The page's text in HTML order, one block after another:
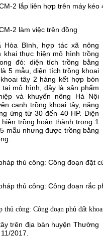
2 lắp liên hợp trên máy kéo
2 làm việc trên đồng
Bình, hợp tác xã nông
khai thực hiện mô hình trồng
đó: diện tích trồng bằng
5 mẫu, diện tích trồng khoai
tây 2 hàng kết hợp bón
mô hình, đây là sản phẩm
và khuyến nông Hà Nội
canh trồng khoai tây, năng
ứng từ 30 đến 40 HP. Diện
trồng hoàn thành trong 1
mẫu nhưng được trồng bằng
thủ công: Công đoạn đặt
thủ công: Công đoạn rắc
thủ công: Công đoạn phủ đất
trên địa bàn huyện Thường
2017.